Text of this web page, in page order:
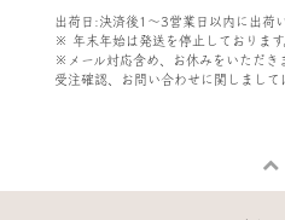
出荷日:決済後1～3営業日以内に出荷い
※ 年末年始は発送を停止しておりま
※メール対応含め、お休みをいただき
受注確認、お問い合わせに関しまして